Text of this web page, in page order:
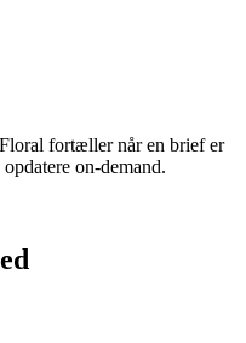
fortæller når en brief er
on-demand.